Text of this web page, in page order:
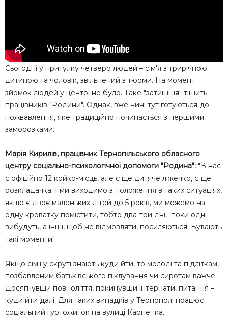
Сьогодні у притулку четверо людей – сім'я з трирічною
дитиною та чоловік, звільнений з тюрми. На момент
зйомок людей у центрі не було. Таке "затишшя" тішить
працівників "Родини". Однак, вже нині тут готуються до
пожвавлення, яке традиційно починається з першими
заморозками.
Марія Кирилів, працівник Тернопільського обласного
центру соціально-психологічної допомоги "Родина": "В нас
є офіційно 12 койко-місць, але є ще дитяче ліжечко, є ще
розкладачка. І ми виходимо з положення в таких ситуаціях,
якщо є двоє маленьких дітей до 5 років, ми можемо на
одну кроватку помістити, тобто два-три дні, поки одні
вибудуть, а інші, щоб не відмовляти, посиляються. Бувають
такі моменти".
Якщо сім'ї у скруті знають куди йти, то молоді та підліткам,
позбавленим батьківського піклування чи сиротам важче.
Досягнувши повноліття, покинувши інтернати, питання –
куди йти далі. Для таких випадків у Тернополі працює
соціальний гуртожиток на вулиці Карпенка.